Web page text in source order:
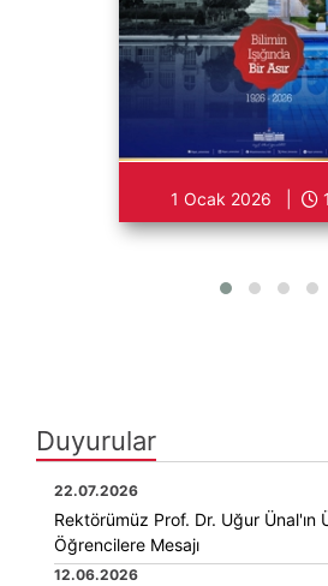
1 Ocak 2026 |
Duyurular
22.07.2026
Rektörümüz Prof. Dr. Uğur Ünal'ın
Öğrencilere Mesajı
12.06.2026